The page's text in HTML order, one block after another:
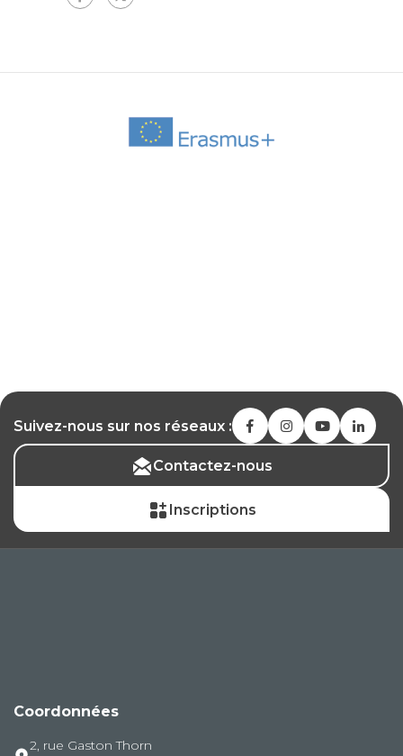
Suivez-nous sur nos réseaux :
Contactez-nous
Inscriptions
Coordonnées
2, rue Gaston Thorn